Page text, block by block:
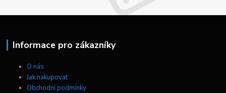
Informace pro zákazníky
O nás
Jak nakupovat
Obchodní podmínky